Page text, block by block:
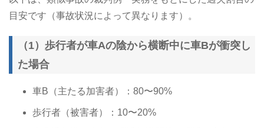
目安です（事故状況によって異なります）。
（1）歩行者が車Aの陰から横断中に車Bが衝突し
た場合
車B（主たる加害者）：80〜90%
歩行者（被害者）：10〜20%